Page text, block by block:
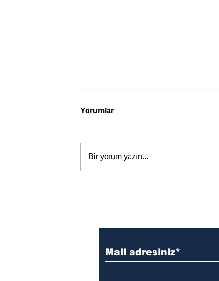
Yorumlar
Bir yorum yazın...